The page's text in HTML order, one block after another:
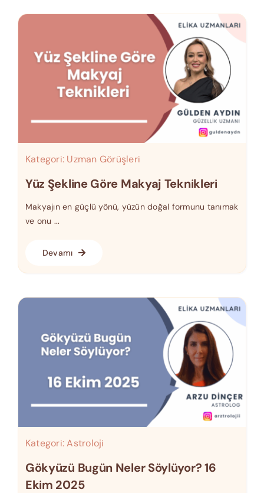
Kategori: Uzman Görüşleri
Yüz Şekline Göre Makyaj Teknikleri
Makyajın en güçlü yönü, yüzün doğal formunu tanımak
ve onu ...
Devamı
Kategori:Astroloji
Gökyüzü Bugün Neler Söylüyor? 16
Ekim 2025